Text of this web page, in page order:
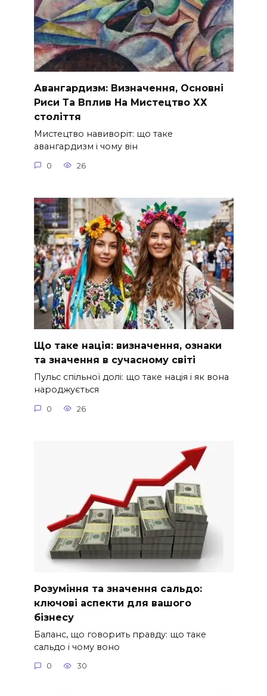
Авангардизм: Визначення, Основні
Риси Та Вплив На Мистецтво ХХ
століття
Мистецтво навиворіт: що таке
авангардизм і чому він
0 26
Що таке нація: визначення, ознаки
та значення в сучасному світі
Пульс спільної долі: що таке нація і як вона
народжується
0 26
Розуміння та значення сальдо:
ключові аспекти для вашого
бізнесу
Баланс, що говорить правду: що таке
сальдо і чому воно
0 30